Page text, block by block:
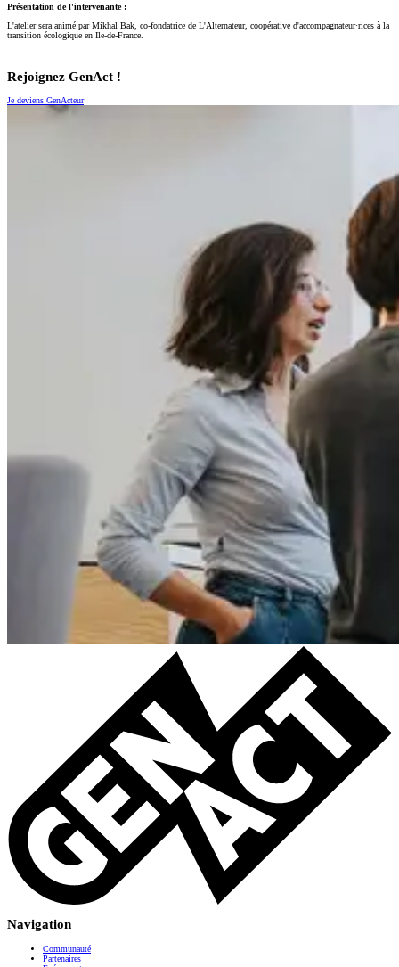
Présentation de l'intervenante :
L'atelier sera animé par Mikhal Bak, co-fondatrice de L'Alternateur, coopérative d'accompagnateur·rices à la
transition écologique en Ile-de-France.
Rejoignez GenAct !
Je deviens GenActeur
Navigation
Communauté
Partenaires